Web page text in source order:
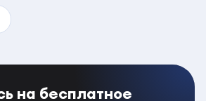
на бесплатное